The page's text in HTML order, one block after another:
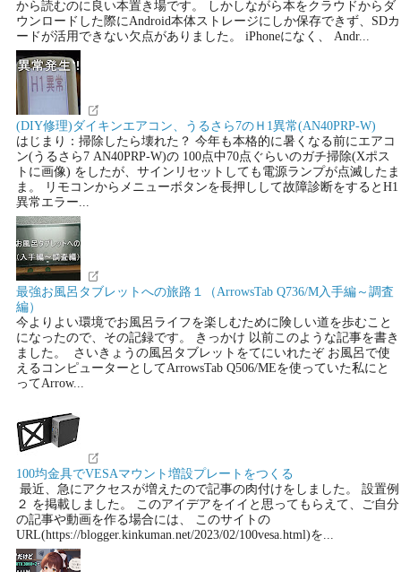
から読むのに良い本置き場です。 しかしながら本をクラウドからダ
ウンロードした際にAndroid本体ストレージにしか保存できず、SDカ
ードが活用できない欠点がありました。 iPhoneになく、 Andr...
(DIY修理)ダイキンエアコン、うるさら7のＨ1異常(AN40PRP-W)
はじまり：掃除したら壊れた？ 今年も本格的に暑くなる前にエアコ
ン(うるさら7 AN40PRP-W)の 100点中70点ぐらいのガチ掃除(Xポス
トに画像) をしたが、サインリセットしても電源ランプが点滅したま
ま。 リモコンからメニューボタンを長押しして故障診断をするとH1
異常エラー...
最強お風呂タブレットへの旅路１（ArrowsTab Q736/M入手編～調査
編）
今よりよい環境でお風呂ライフを楽しむために険しい道を歩むこと
になったので、その記録です。 きっかけ 以前このような記事を書き
ました。 さいきょうの風呂タブレットをてにいれたぞ お風呂で使
えるコンピューターとしてArrowsTab Q506/MEを使っていた私にと
ってArrow...
100均金具でVESAマウント増設プレートをつくる
最近、急にアクセスが増えたので記事の肉付けをしました。 設置例
２ を掲載しました。 このアイデアをイイと思ってもらえて、ご自分
の記事や動画を作る場合には、 このサイトの
URL(https://blogger.kinkuman.net/2023/02/100vesa.html)を...